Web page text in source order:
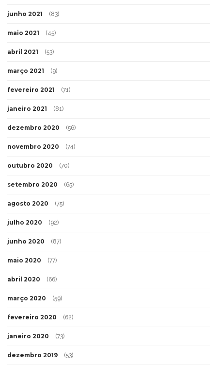
junho 2021 (83)
maio 2021 (45)
abril 2021 (53)
março 2021 (9)
fevereiro 2021 (71)
janeiro 2021 (81)
dezembro 2020 (56)
novembro 2020 (74)
outubro 2020 (70)
setembro 2020 (65)
agosto 2020 (75)
julho 2020 (92)
junho 2020 (87)
maio 2020 (77)
abril 2020 (66)
março 2020 (59)
fevereiro 2020 (62)
janeiro 2020 (73)
dezembro 2019 (53)